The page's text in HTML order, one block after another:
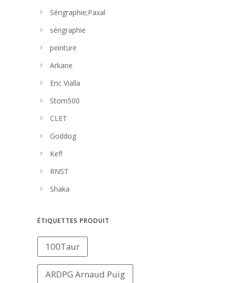
Sérigraphie;Paxal
sérigraphie
peinture
Arkane
Eric Vialla
Stom500
CLET
Goddog
Kef!
RNST
Shaka
ÉTIQUETTES PRODUIT
100Taur
ARDPG Arnaud Puig